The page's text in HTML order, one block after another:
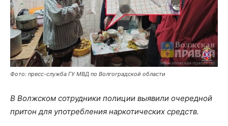
Фото: пресс-служба ГУ МВД по Волгоградской области
В Волжском сотрудники полиции выявили очередной
притон для употребления наркотических средств.